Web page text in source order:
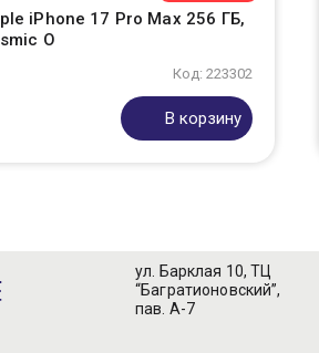
iPhone 17 Pro Max 256 ГБ,
O
Код: 223302
В корзину
ул. Барклая 10, ТЦ
“Багратионовский”,
пав. А-7